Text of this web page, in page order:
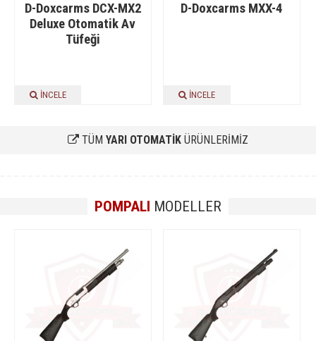
D-Doxcarms DCX-MX2
Deluxe Otomatik Av
Tüfeği
İNCELE
D-Doxcarms MXX-4
İNCELE
TÜM YARI OTOMATİK ÜRÜNLERİMİZ
POMPALI MODELLER